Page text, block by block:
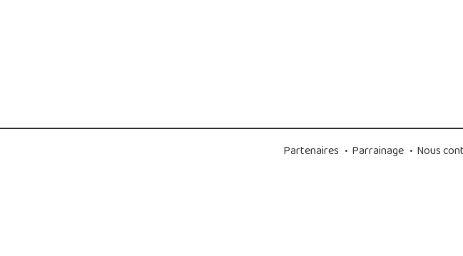
Partenaires • Parrainage • Nous